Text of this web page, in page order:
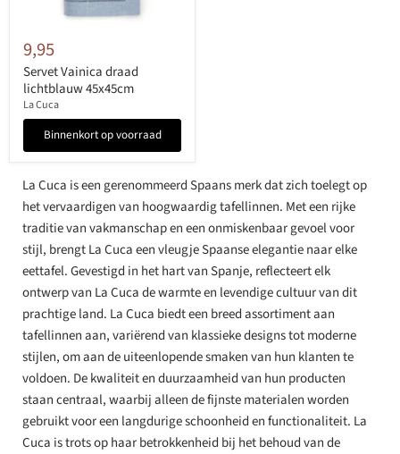
9,95
Servet Vainica draad
lichtblauw 45x45cm
La Cuca
Binnenkort op voorraad
La Cuca is een gerenommeerd Spaans merk dat zich toelegt op
het vervaardigen van hoogwaardig tafellinnen. Met een rijke
traditie van vakmanschap en een onmiskenbaar gevoel voor
stijl, brengt La Cuca een vleugje Spaanse elegantie naar elke
eettafel. Gevestigd in het hart van Spanje, reflecteert elk
ontwerp van La Cuca de warmte en levendige cultuur van dit
prachtige land. La Cuca biedt een breed assortiment aan
tafellinnen aan, variërend van klassieke designs tot moderne
stijlen, om aan de uiteenlopende smaken van hun klanten te
voldoen. De kwaliteit en duurzaamheid van hun producten
staan centraal, waarbij alleen de fijnste materialen worden
gebruikt voor een langdurige schoonheid en functionaliteit. La
Cuca is trots op haar betrokkenheid bij het behoud van de